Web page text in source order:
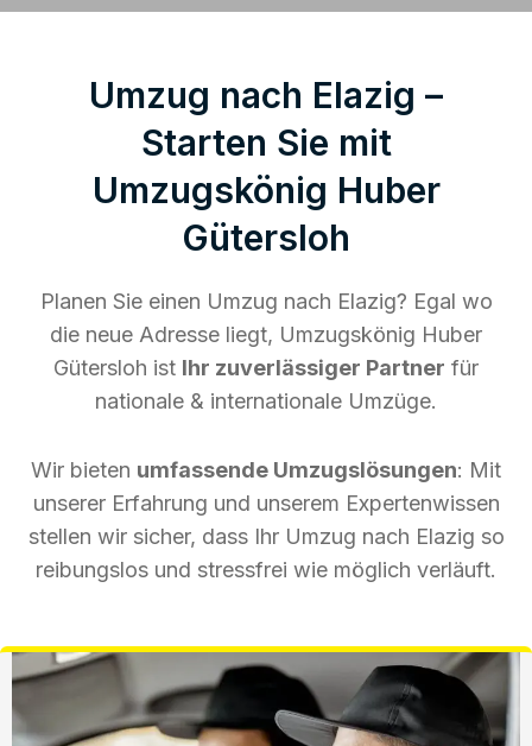
Umzug nach Elazig –
Starten Sie mit
Umzugskönig Huber
Gütersloh
Planen Sie einen Umzug nach Elazig? Egal wo
die neue Adresse liegt, Umzugskönig Huber
Gütersloh ist Ihr zuverlässiger Partner für
nationale & internationale Umzüge.
Wir bieten umfassende Umzugslösungen: Mit
unserer Erfahrung und unserem Expertenwissen
stellen wir sicher, dass Ihr Umzug nach Elazig so
reibungslos und stressfrei wie möglich verläuft.